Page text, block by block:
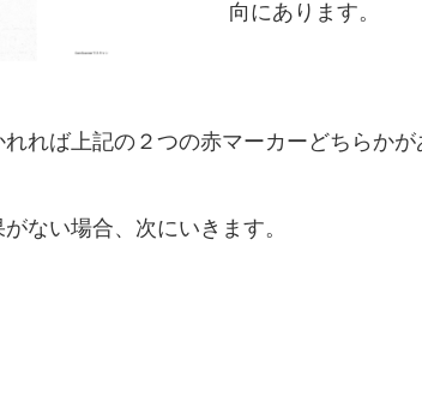
向にあります。
れば上記の２つの赤マーカーどちらかが
がない場合、次にいきます。